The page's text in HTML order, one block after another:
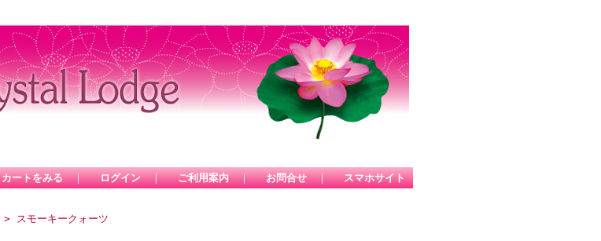
カートをみる ｜ ログイン ｜ ご利用案内 ｜ お問合せ ｜ スマホサイト
> スモーキークォーツ